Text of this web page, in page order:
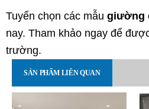
Tuyển chọn các mẫu giường
nay. Tham khảo ngay để
trường.
SẢN PHẨM LIÊN QUAN